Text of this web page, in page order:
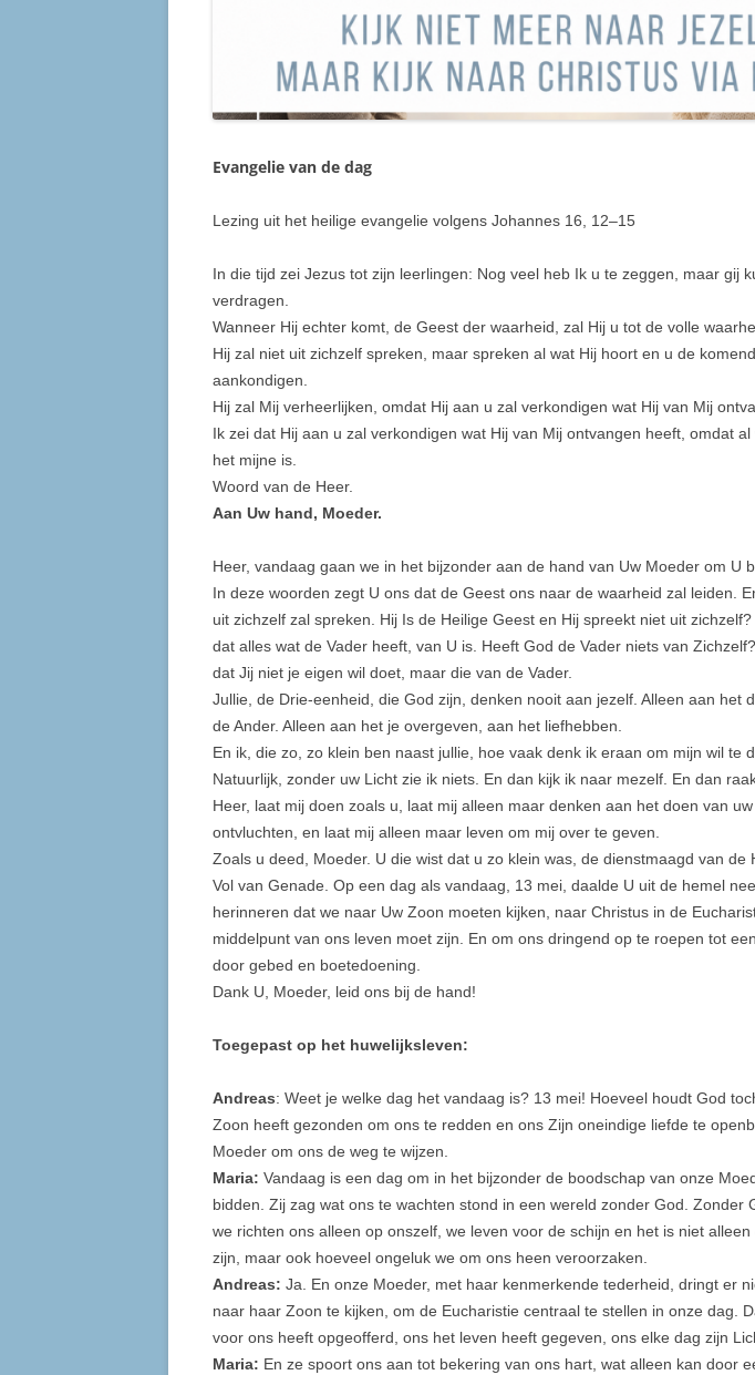
Evangelie van de dag
Lezing uit het heilige evangelie volgens Johannes 16, 12–15
In die tijd zei Jezus tot zijn leerlingen: Nog veel heb Ik u te zeggen, maar gij
verdragen.
Wanneer Hij echter komt, de Geest der waarheid, zal Hij u tot de volle
Hij zal niet uit zichzelf spreken, maar spreken al wat Hij hoort en u de
aankondigen.
Hij zal Mij verheer­lijken, omdat Hij aan u zal verkondigen wat Hij van Mij
Ik zei dat Hij aan u zal verkondigen wat Hij van Mij ontvangen heeft, omdat
het mijne is.
Woord van de Heer.
Aan Uw hand, Moeder.
Heer, vandaag gaan we in het bijzonder aan de hand van Uw Moeder om U
In deze woorden zegt U ons dat de Geest ons naar de waarheid zal leiden.
uit zichzelf zal spreken. Hij Is de Heilige Geest en Hij spreekt niet uit
dat alles wat de Vader heeft, van U is. Heeft God de Vader niets van
dat Jij niet je eigen wil doet, maar die van de Vader.
Jullie, de Drie-eenheid, die God zijn, denken nooit aan jezelf. Alleen aan het
de Ander. Alleen aan het je overgeven, aan het liefhebben.
En ik, die zo, zo klein ben naast jullie, hoe vaak denk ik eraan om mijn wil te
Natuurlijk, zonder uw Licht zie ik niets. En dan kijk ik naar mezelf. En dan
Heer, laat mij doen zoals u, laat mij alleen maar denken aan het doen van
ontvluchten, en laat mij alleen maar leven om mij over te geven.
Zoals u deed, Moeder. U die wist dat u zo klein was, de dienstmaagd van de
Vol van Genade. Op een dag als vandaag, 13 mei, daalde U uit de hemel
herinneren dat we naar Uw Zoon moeten kijken, naar Christus in de
middelpunt van ons leven moet zijn. En om ons dringend op te roepen tot
door gebed en boetedoening.
Dank U, Moeder, leid ons bij de hand!
Toegepast op het huwelijksleven:
Andreas: Weet je welke dag het vandaag is? 13 mei! Hoeveel houdt God
Zoon heeft gezonden om ons te redden en ons Zijn oneindige liefde te
Moeder om ons de weg te wijzen.
Maria: Vandaag is een dag om in het bijzonder de boodschap van onze
bidden. Zij zag wat ons te wachten stond in een wereld zonder God. Zonder
we richten ons alleen op onszelf, we leven voor de schijn en het is niet
zijn, maar ook hoeveel ongeluk we om ons heen veroorzaken.
Andreas: Ja. En onze Moeder, met haar kenmerkende tederheid, dringt er
naar haar Zoon te kijken, om de Eucharistie centraal te stellen in onze dag.
voor ons heeft opgeofferd, ons het leven heeft gegeven, ons elke dag zijn
Maria: En ze spoort ons aan tot bekering van ons hart, wat alleen kan door